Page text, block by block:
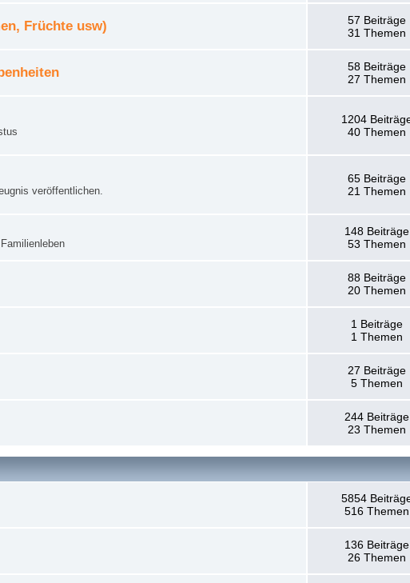
Früchte usw)
57 Beiträge
31 Themen
58 Beiträge
27 Themen
1204
40 Themen
veröffentlichen.
65 Beiträge
21 Themen
148 Beiträge
53 Themen
88 Beiträge
20 Themen
1 Beiträge
1 Themen
27 Beiträge
5 Themen
244 Beiträge
23 Themen
5854
516 Themen
136 Beiträge
26 Themen